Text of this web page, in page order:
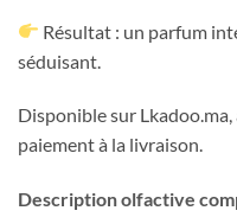
Résultat : un parfum
séduisant.
Disponible sur
paiement à la livraison.
Description olfactive